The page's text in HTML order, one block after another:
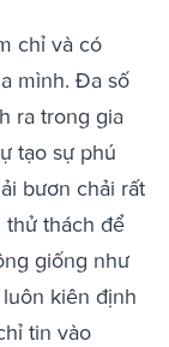
chỉ và có
mình. Đa số
ra trong gia
tạo sự phú
bươn chải rất
thử thách để
giống như
kiên định
tin vào